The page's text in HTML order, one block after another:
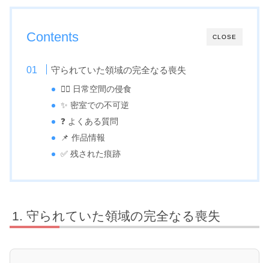
CLOSE
Contents
守られていた領域の完全なる喪失
🙆‍♀️ 日常空間の侵食
✨ 密室での不可逆
❓ よくある質問
📌 作品情報
✅ 残された痕跡
守られていた領域の完全なる喪失